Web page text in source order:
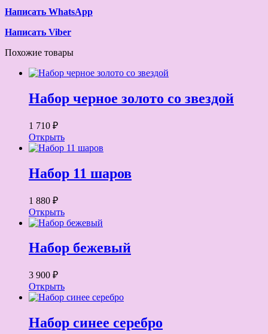
Написать WhatsApp
Написать Viber
Похожие товары
Набор черное золото со звездой
1 710 ₽
Открыть
Набор 11 шаров
1 880 ₽
Открыть
Набор бежевый
3 900 ₽
Открыть
Набор синее серебро